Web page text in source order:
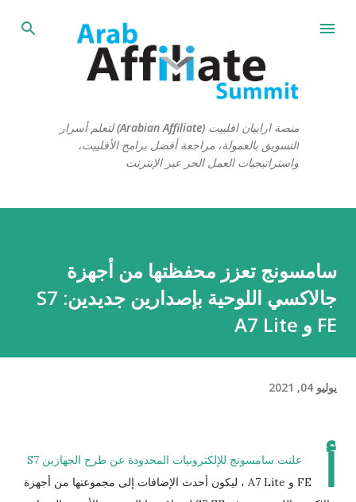
التخطي إلى المحتوى الرئيسي
منصة ارابيان افلييت (Arabian Affiliate) لتعلم أسرار
التسويق بالعمولة، مراجعة أفضل برامج الأفلييت،
واستراتيجيات العمل الحر عبر الإنترنت
سامسونج تعزز محفظتها من أجهزة
جالاكسي اللوحية بإصدارين جديدين: S7
FE و A7 Lite
يوليو 04, 2021
أ
علنت سامسونج للإلكترونيات المحدودة عن طرح الجهازين S7
FE و A7 Lite ، ليكون أحدث الإضافات إلى مجموعتها من أجهزة